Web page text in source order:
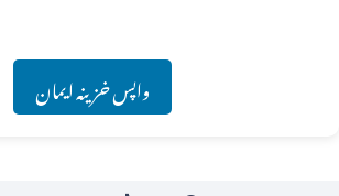
واپس خزینہ ایمان